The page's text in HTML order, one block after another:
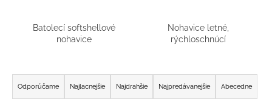
Batolecí softshellové
nohavice
Nohavice letné,
rýchloschnúcí
R
aOdporúčame Najlacnejšie Najdrahšie Najpredávanejšie Abecedne